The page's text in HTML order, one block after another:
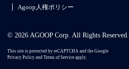
Agoop人権ポリシー
© 2026 AGOOP Corp. All Rights Reserved.
This site is protected by reCAPTCHA and the Google
Privacy Policy and Terms of Service apply.